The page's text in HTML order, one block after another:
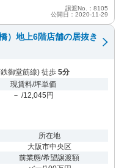
譲渡No.：8105
公開日：2020-11-29
）地上6階店舗の居抜き
御堂筋線) 徒歩 5分
現賃料/坪単価
－ /12,045円
所在地
大阪市中央区
前業態/希望譲渡額